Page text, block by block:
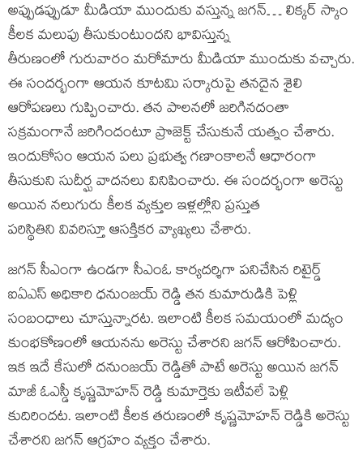
అప్పుడప్పుడూ మీడియా ముందుకు వస్తున్న జగన్… లిక్కర్ స్కాం
కీలక మలుపు తీసుకుంటుందని భావిస్తున్న
తీరుణంలో గురువారం మరోమారు మీడియా ముందుకు వచ్చారు.
ఈ సందర్భంగా ఆయన కూటమి సర్కారుపై తనదైన శైలి
ఆరోపణలు గుప్పించారు. తన పాలనలో జరిగినదంతా
సక్రమంగానే జరిగిందంటూ ప్రొజెక్ట్ చేసుకునే యత్నం చేశారు.
ఇందుకోసం ఆయన పలు ప్రభుత్వ గణాంకాలనే ఆధారంగా
తీసుకుని సుదీర్ఘ వాదనలు వినిపించారు. ఈ సందర్భంగా అరెస్టు
అయిన నలుగురు కీలక వ్యక్తుల ఇళ్లల్లోని ప్రస్తుత
పరిస్థితిని వివరిస్తూ ఆసక్తికర వ్యాఖ్యలు చేశారు.
జగన్ సీఎంగా ఉండగా సీఎంఓ కార్యదర్శిగా పనిచేసిన రిటైర్డ్
ఐఏఎస్ అధికారి ధనుంజయ్ రెడ్డి తన కుమారుడికి పెళ్లి
సంబంధాలు చూస్తున్నారట. ఇలాంటి కీలక సమయంలో మద్యం
కుంభకోణంలో ఆయనను అరెస్టు చేశారని జగన్ ఆరోపించారు.
ఇక ఇదే కేసులో దనుంజయ్ రెడ్డితో పాటే అరెస్టు అయిన జగన్
మాజీ ఓఎస్డీ కృష్ణమోహన్ రెడ్డి కుమార్తెకు ఇటీవలే పెళ్లి
కుదిరిందట. ఇలాంటి కీలక తరుణంలో కృష్ణమోహన్ రెడ్డికి అరెస్టు
చేశారని జగన్ ఆగ్రహం వ్యక్తం చేశారు.